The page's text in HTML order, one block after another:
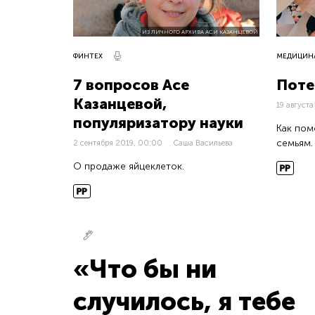
ИЗ ЛИЧНОГО АРХИВА АСИ КАЗАНЦЕВОЙ
ФИНТЕХ
7 вопросов Асе
Казанцевой,
популяризатору науки
2 сентября 2019, 00:00 Саша Васильева
О продаже яйцеклеток.
19
Как
семьям.
«Что бы ни
случилось, я тебе